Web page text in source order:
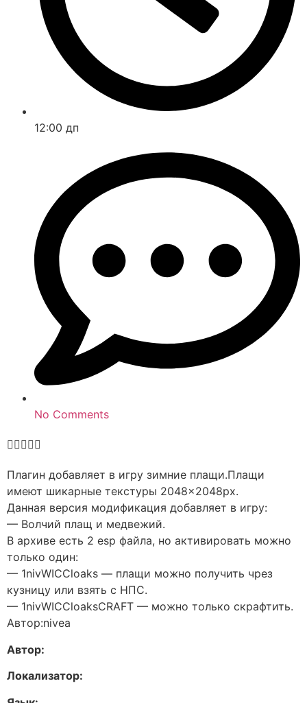
12:00 дп
No Comments

Плагин добавляет в игру зимние плащи.Плащи
имеют шикарные текстуры 2048×2048px.
Данная версия модификация добавляет в игру:
— Волчий плащ и медвежий.
В архиве есть 2 esp файла, но активировать можно
только один:
— 1nivWICCloaks — плащи можно получить чрез
кузницу или взять с НПС.
— 1nivWICCloaksCRAFT — можно только скрафтить.
Автор:nivea
Автор:
Локализатор: